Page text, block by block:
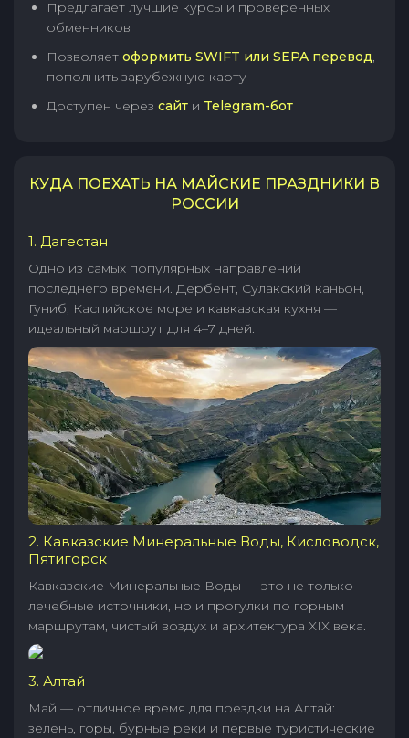
Предлагает лучшие курсы и проверенных
обменников
Позволяет оформить SWIFT или SEPA перевод,
пополнить зарубежную карту
Доступен через сайт и Telegram-бот
КУДА ПОЕХАТЬ НА МАЙСКИЕ ПРАЗДНИКИ В
РОССИИ
1. Дагестан
Одно из самых популярных направлений
последнего времени. Дербент, Сулакский каньон,
Гуниб, Каспийское море и кавказская кухня —
идеальный маршрут для 4–7 дней.
2. Кавказские Минеральные Воды, Кисловодск,
Пятигорск
Кавказские Минеральные Воды — это не только
лечебные источники, но и прогулки по горным
маршрутам, чистый воздух и архитектура XIX века.
3. Алтай
Май — отличное время для поездки на Алтай:
зелень, горы, бурные реки и первые туристические